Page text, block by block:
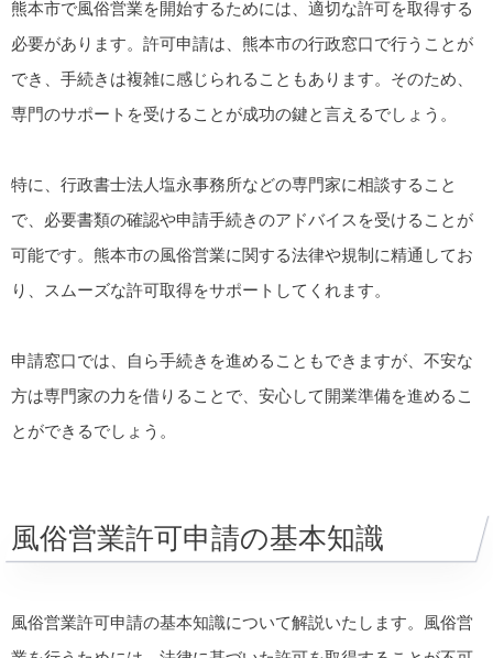
熊本市で風俗営業を開始するためには、適切な許可を取得する
必要があります。許可申請は、熊本市の行政窓口で行うことが
でき、手続きは複雑に感じられることもあります。そのため、
専門のサポートを受けることが成功の鍵と言えるでしょう。
特に、行政書士法人塩永事務所などの専門家に相談すること
で、必要書類の確認や申請手続きのアドバイスを受けることが
可能です。熊本市の風俗営業に関する法律や規制に精通してお
り、スムーズな許可取得をサポートしてくれます。
申請窓口では、自ら手続きを進めることもできますが、不安な
方は専門家の力を借りることで、安心して開業準備を進めるこ
とができるでしょう。
風俗営業許可申請の基本知識
風俗営業許可申請の基本知識について解説いたします。風俗営